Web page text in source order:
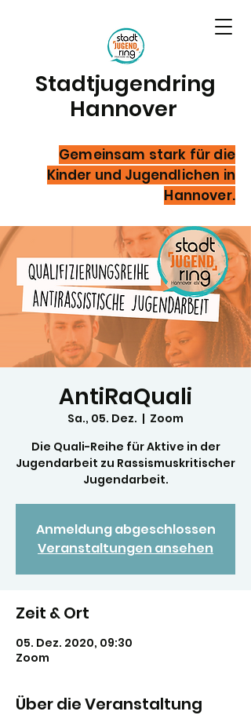
Stadtjugendring
Hannover
Gemeinsam stark für die
Kinder und Jugendlichen in
Hannover.
AntiRaQuali
Sa., 05. Dez.
  |
Zoom
Die Quali-Reihe für Aktive in der
Jugendarbeit zu Rassismuskritischer
Jugendarbeit.
Anmeldung abgeschlossen
Veranstaltungen ansehen
Zeit & Ort
05. Dez. 2020, 09:30
Zoom
Über die Veranstaltung